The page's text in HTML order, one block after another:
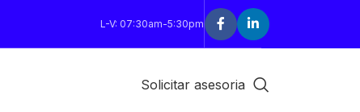
L-V: 07:30am-5:30pm
Solicitar asesoria